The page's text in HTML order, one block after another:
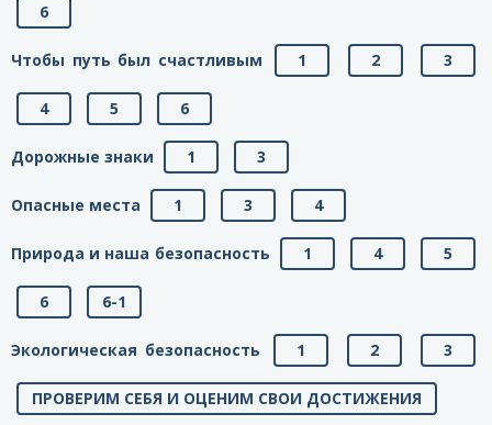
6
Чтобы путь был счастливым 1 2 3
4 5 6
Дорожные знаки 1 3
Опасные места 1 3 4
Природа и наша безопасность 1 4 5
6 6-1
Экологическая безопасность 1 2 3
ПРОВЕРИМ СЕБЯ И ОЦЕНИМ СВОИ ДОСТИЖЕНИЯ